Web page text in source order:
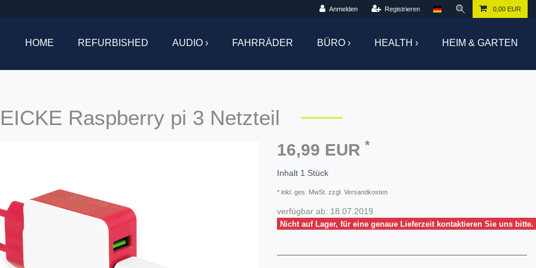
Anmelden Registrieren 0,00 EUR
HOME REFURBISHED AUDIO › FAHRRÄDER BÜRO › HEALTH › HEIM & GARTEN
Raspberry pi 3 Netzteil
16,99 EUR *
Inhalt 1 Stück
* inkl. ges. MwSt. zzgl. Versandkosten
verfügbar ab: 18.07.2019
Nicht auf Lager, für eine genaue Lieferzeit kontaktieren Sie uns bitte.